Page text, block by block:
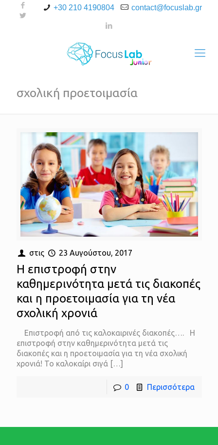
+30 210 4190804 contact@focuslab.gr
σχολική προετοιμασία
στις 23 Αυγούστου, 2017
Η επιστροφή στην
καθημερινότητα μετά τις διακοπές
και η προετοιμασία για τη νέα
σχολική χρονιά
Επιστροφή από τις καλοκαιρινές διακοπές…. Η
επιστροφή στην καθημερινότητα μετά τις
διακοπές και η προετοιμασία για τη νέα σχολική
χρονιά! Το καλοκαίρι σιγά[…]
0 Περισσότερα